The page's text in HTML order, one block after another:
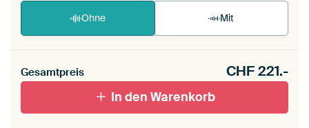
Ohne Mit
Gesamtpreis CHF221.-
In den Warenkorb